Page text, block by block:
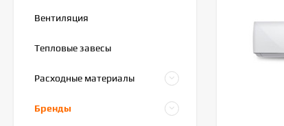
Вентиляция
Тепловые завесы
Расходные материалы
Бренды